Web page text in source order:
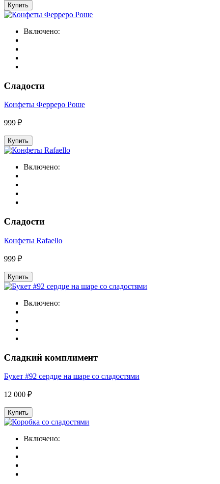
Купить
Включено:
Сладости
Конфеты Ферреро Роше
999 ₽
Купить
Включено:
Сладости
Конфеты Rafaello
999 ₽
Купить
Включено:
Сладкий комплимент
Букет #92 сердце на шаре со сладостями
12 000 ₽
Купить
Включено: